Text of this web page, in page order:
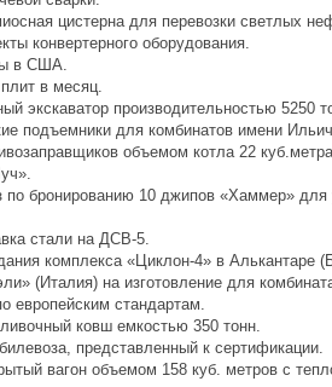
цистерна для перевозки светлых
конвертерного оборудования.
в США.
в месяц.
экскаватор производительностью 5250
подъемники для комбинатов имени
объемом котла 22
бронированию 10 джипов «Хаммер» для
стали на ДСВ-5.
комплекса «Циклон-4» в Алькантаре
(Италия) на изготовление для
европейским стандартам.
ковш емкостью 350 тонн.
представленный к сертификации.
вагон объемом 158 куб. метров с